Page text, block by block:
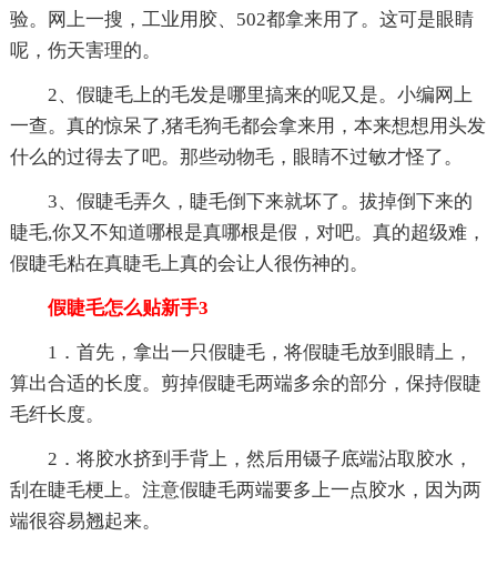
验。网上一搜，工业用胶、502都拿来用了。这可是眼睛
呢，伤天害理的。
2、假睫毛上的毛发是哪里搞来的呢又是。小编网上
一查。真的惊呆了,猪毛狗毛都会拿来用，本来想想用头发
什么的过得去了吧。那些动物毛，眼睛不过敏才怪了。
3、假睫毛弄久，睫毛倒下来就坏了。拔掉倒下来的
睫毛,你又不知道哪根是真哪根是假，对吧。真的超级难，
假睫毛粘在真睫毛上真的会让人很伤神的。
假睫毛怎么贴新手3
1．首先，拿出一只假睫毛，将假睫毛放到眼睛上，
算出合适的长度。剪掉假睫毛两端多余的部分，保持假睫
毛纤长度。
2．将胶水挤到手背上，然后用镊子底端沾取胶水，
刮在睫毛梗上。注意假睫毛两端要多上一点胶水，因为两
端很容易翘起来。